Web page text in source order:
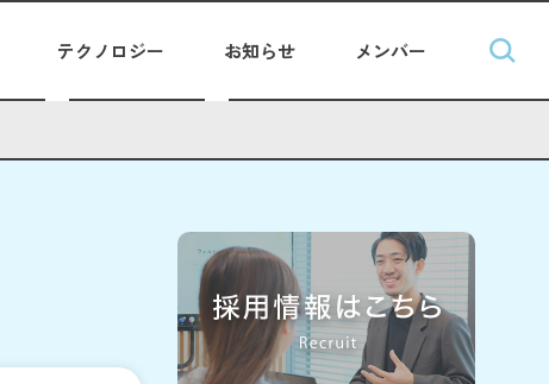
テクノロジー お知らせ メンバー